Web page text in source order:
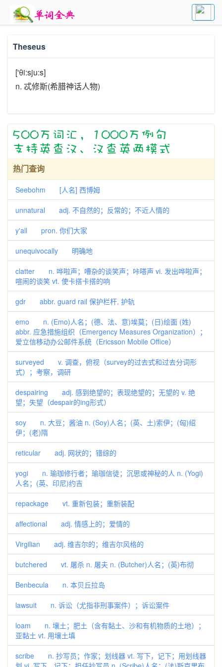
Theseus
['θi:sju:s]
n. 忒修斯(希腊神话人物)
热门查询
Seebohm [人名] 西博姆
unnatural adj. 不自然的；反常的；不近人情的
y'all pron. 你们大家
unequivocally 明确地
clatter n. 哗啦声；嘈杂的谈笑声；咔嗒声 vi. 发出哗啦声；
喧闹的谈笑 vt. 使卡搭卡搭的响
gdr abbr. guard rail 保护栏杆, 护轨
emo n. (Emo)人名；(德、法、意)埃莫；(日)绘面 (姓)
abbr. 应急措施组织（Emergency Measures Organization）；
爱立信移动办公邮件系统（Ericsson Mobile Office）
surveyed v. 调查，俯视（survey的过去式和过去分词形
式）；考察，调研
despairing adj. 感到绝望的；表现绝望的；无望的 v. 绝
望；失望（despair的ing形式）
soy n. 大豆；酱油 n. (Soy)人名；(英、土)索伊；(匈)绍
伊；(老)隋
reticular adj. 网状的；错综的
yogi n. 瑜珈修行者；瑜珈信徒；沉思或神秘的人 n. (Yogi)
人名；(英、印尼)约吉
repackage vt. 重新包装；重新装配
affectional adj. 情感上的；爱情的
Virgilian adj. 维吉尔的；维吉尔风格的
butchered vt. 屠杀 n. 屠夫 n. (Butcher)人名；(英)布彻
Benbecula n. 本贝丘拉岛
lawsuit n. 诉讼（尤指非刑事案件）；诉讼案件
loam n. 壤土；肥土（含有黏土、沙和有机物质的土地）；
亚黏土 vt. 用壤土填
scribe n. 抄写员；作家；划线器 vt. 写下，记下；用划线器